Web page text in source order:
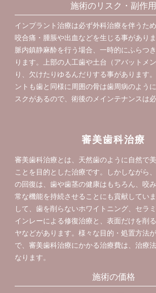
施術のリスク・副作用
インプラント治療は必ず外科治療を伴うた
咬合痛・腫脹や出血などを生じる事があり
脈内鎮静麻酔を行う場合、一時的にふらつ
ります。上部の人工歯や土台（アバットメ
り、欠けたりゆるんだりする事があります
ントも歯と同様に周囲の骨は歯周病のよう
スクがあるので、術後のメインテナンスは必
審美歯科治療
審美歯科治療とは、天然歯のように自然で
ことを目的とした治療です。しかしながら
の回復は、歯や歯茎の健康はもちろん、咬
常な機能を持続させることにも貢献してい
して、歯を削らないホワイトニング、セラ
インレーによる修復治療と、表面だけを削
ヤなどがあります。様々な目的・処置方法
で、審美歯科治療にかかる治療費は、治療
なります。
施術の価格